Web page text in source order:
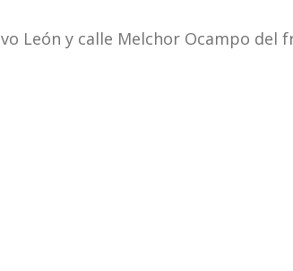
León y calle Melchor Ocampo del